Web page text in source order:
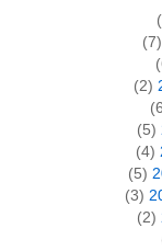
(7)
(2)
(5)
(4)
(5)
(3)
(2)